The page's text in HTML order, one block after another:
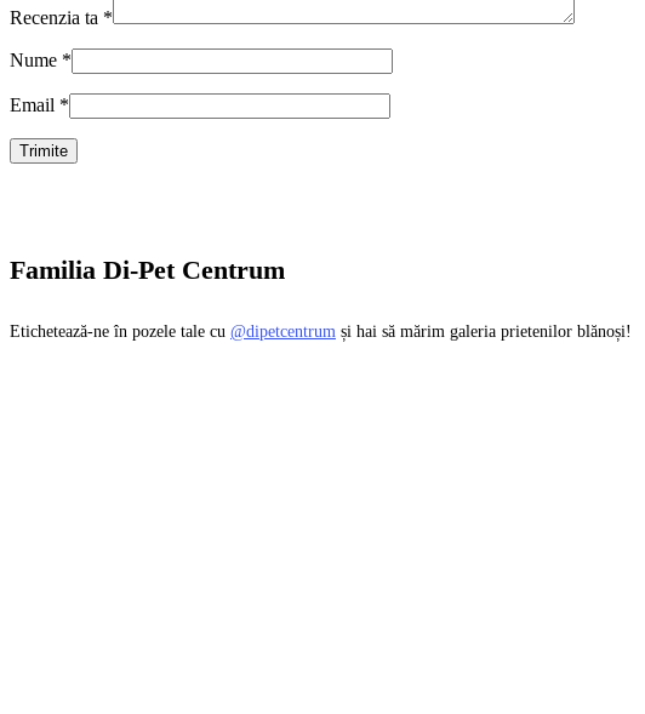
Recenzia ta *
Nume *
Email *
Familia Di-Pet Centrum
Etichetează-ne în pozele tale cu @dipetcentrum și hai să mărim galeria prietenilor blănoși!